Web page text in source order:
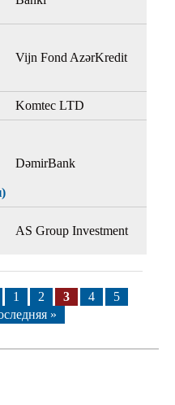
Vijn Fond AzərKredit
Komtec LTD
DəmirBank
AS Group Investment
1 2 3 4
5
»